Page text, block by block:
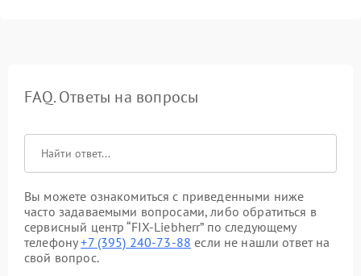
FAQ. Ответы на вопросы
Вы можете ознакомиться с приведенными ниже
часто задаваемыми вопросами, либо обратиться в
сервисный центр “FIX-Liebherr” по следующему
телефону+7 (395) 240-73-88 если не нашли ответ на
свой вопрос.